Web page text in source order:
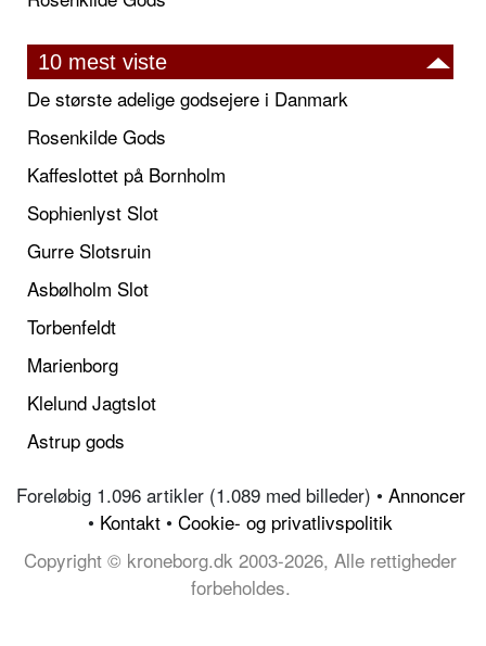
10 mest viste
De største adelige godsejere i Danmark
Rosenkilde Gods
Kaffeslottet på Bornholm
Sophienlyst Slot
Gurre Slotsruin
Asbølholm Slot
Torbenfeldt
Marienborg
Klelund Jagtslot
Astrup gods
Foreløbig 1.096 artikler (1.089 med billeder) • Annoncer
• Kontakt • Cookie- og privatlivspolitik
Copyright © kroneborg.dk 2003-2026, Alle rettigheder
forbeholdes.